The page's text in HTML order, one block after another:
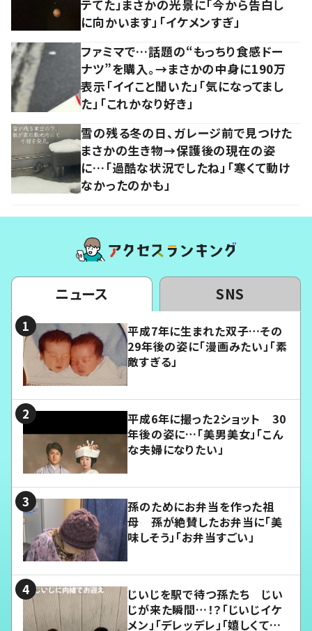
テてた」まさかの光景に「今から告白し
に向かいます」「イケメンすぎ」
ファミマで…話題の“もっちり食感ドー
ナツ”を購入。→まさかの中身に190万
表示「イイこと聞いた」「気になってまし
た」「これかなり好き」
雪の残る冬の日、ガレージ前で見つけた
まさかの生き物→保護後の現在の姿
に…「過酷な状況でしたね」「寒くて動け
なかったのかも」
ニュース SNS
平成7年に生まれた双子…その
29年後の姿に「漫画みたい」「素
敵すぎる」
平成6年に撮った2ショット 30
年後の姿に…「美男美女」「こん
な夫婦になりたい」
孫のためにお弁当を作った祖
母 孫が絶賛したお弁当に「美
味しそう」「お弁当すごい」
じいじを駅で待つ孫たち じい
じが来た瞬間…！？「じいじイケ
メン」「デレッデレ」「嬉しくて可